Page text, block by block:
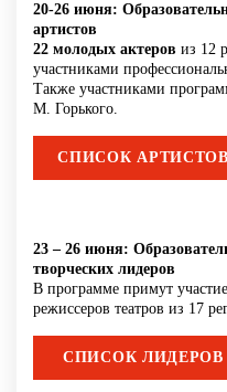
20-26 июня:
артистов
22 молодых актеров из 12
участниками
Также участниками
М. Горького.
СПИСОК АРТИСТОВ
23 – 26 июня:
творческих лидеров
В программе примут участие
режиссеров театров из 17
СПИСОК ЛИДЕРОВ